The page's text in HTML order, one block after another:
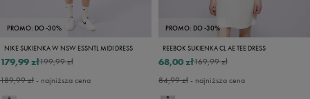
PROMO: DO -30%
NIKE SUKIENKA W NSW ESSNTL MIDI DRESS
199,99 zł
179,99 zł
189,99 zł- najniższa cena
PROMO: DO -30%
REEBOK SUKIENKA CL AE TEE DRESS
169,99 zł
68,00 zł
84,99 zł- najniższa cena